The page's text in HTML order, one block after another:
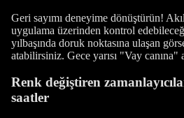
Geri sayımı deneyime dönüştürün!
uygulama üzerinden kontrol
yılbaşında doruk noktasına ulaşan
atabilirsiniz. Gece yarısı "Vay canına"
Renk değiştiren
saatler